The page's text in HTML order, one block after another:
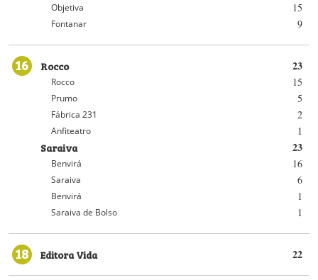
15
Objetiva
9
Fontanar
16 23
Rocco
15
Rocco
5
Prumo
2
Fábrica 231
1
Anfiteatro
23
Saraiva
16
Benvirá
6
Saraiva
1
Benvirá
1
Saraiva de Bolso
18 22
Editora Vida